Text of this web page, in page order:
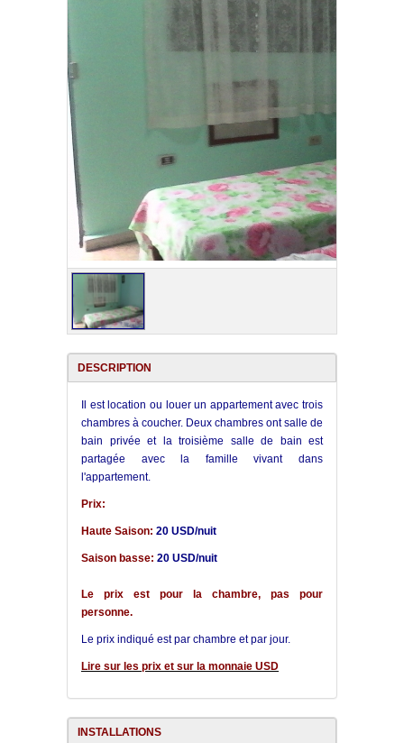
Varadero
Cienfuegos
Trinidad
Autres villes
Autres Services
DESCRIPTION
Il est location ou louer un appartement avec trois
chambres à coucher. Deux chambres ont salle de
bain privée et la troisième salle de bain est
partagée avec la famille vivant dans
l'appartement.
Prix:
Haute Saison: 20 USD/nuit
Saison basse: 20 USD/nuit
Le prix est pour la chambre, pas pour
personne.
Le prix indiqué est par chambre et par jour.
Lire sur les prix et sur la monnaie USD
INSTALLATIONS